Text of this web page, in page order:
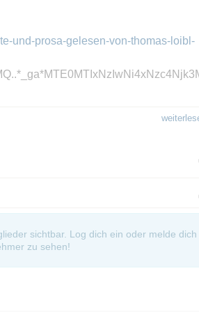
und-prosa-gelesen-von-thomas-loibl-
sichtbar. Log dich ein oder melde dich
zu sehen!